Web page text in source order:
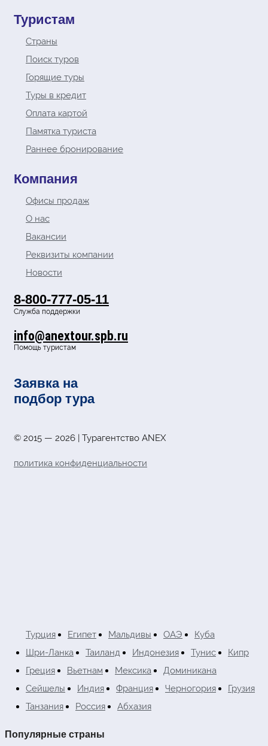
Туристам
Страны
Поиск туров
Горящие туры
Туры в кредит
Оплата картой
Памятка туриста
Раннее бронирование
Компания
Офисы продаж
О нас
Вакансии
Реквизиты компании
Новости
8-800-777-05-11
Служба поддержки
info@anextour.spb.ru
Помощь туристам
Заявка на
подбор тура
© 2015 — 2026 | Турагентство ANEX
политика конфиденциальности
Турция Египет Мальдивы ОАЭ
Куба
Шри-Ланка
Таиланд Индонезия Тунис
Кипр
Греция
Вьетнам Мексика
Доминикана
Сейшелы
Индия Франция Черногория
Грузия
Танзания
Россия Абхазия
Популярные страны